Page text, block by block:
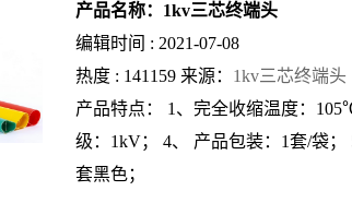
产品名称：1kv三芯终端头
编辑时间 : 2021-07-08
热度 : 141159 来源： 1kv三芯终端头
产品特点： 1、完全收缩温度：
级：1kV； 4、 产品包装：1套/袋
套黑色；